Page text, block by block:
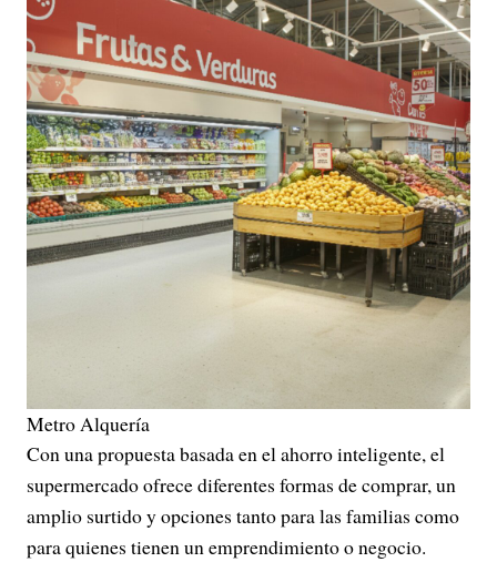
Metro Alquería
Con una propuesta basada en el ahorro inteligente, el
supermercado ofrece diferentes formas de comprar, un
amplio surtido y opciones tanto para las familias como
para quienes tienen un emprendimiento o negocio.